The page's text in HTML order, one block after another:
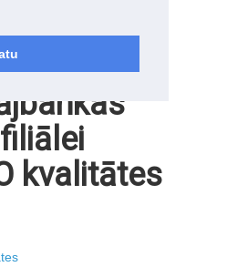
kvalitātes